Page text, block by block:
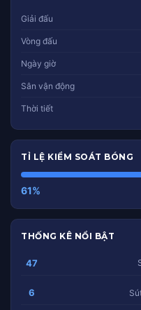
Giải đấu
Vòng đấu
Ngày giờ
Sân vận động
Thời tiết
TỈ LỆ KIỂM SOÁT BÓNG
61%
THỐNG KÊ NỔI BẬT
47
6